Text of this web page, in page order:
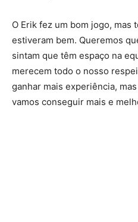
O Erik fez um bom jogo, mas
estiveram bem. Queremos
sintam que têm espaço na
merecem todo o nosso
ganhar mais experiência,
vamos conseguir mais e